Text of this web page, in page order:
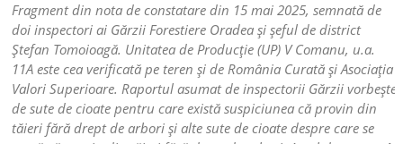
Fragment din nota de constatare din 15 mai 2025, semnată de
doi inspectori ai Gărzii Forestiere Oradea și șeful de district
Ștefan Tomoioagă. Unitatea de Producție (UP) V Comanu, u.a.
11A este cea verificată pe teren și de România Curată și Asociația
Valori Superioare. Raportul asumat de inspectorii Gărzii vorbește
de sute de cioate pentru care există suspiciunea că provin din
tăieri fără drept de arbori și alte sute de cioate despre care se